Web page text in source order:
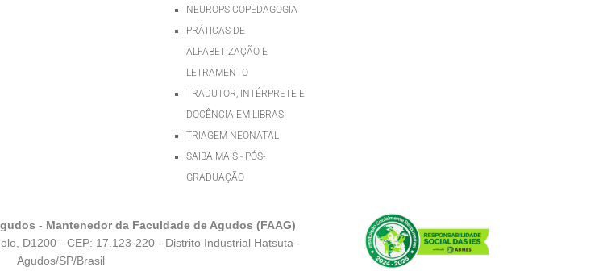
NEUROPSICOPEDAGOGIA
PRÁTICAS DE
ALFABETIZAÇÃO E
LETRAMENTO
TRADUTOR, INTÉRPRETE E
DOCÊNCIA EM LIBRAS
TRIAGEM NEONATAL
SAIBA MAIS - PÓS-
GRADUAÇÃO
- Mantenedor da Faculdade de Agudos (FAAG)
D1200 - CEP: 17.123-220 - Distrito Industrial Hatsuta -
Agudos/SP/Brasil